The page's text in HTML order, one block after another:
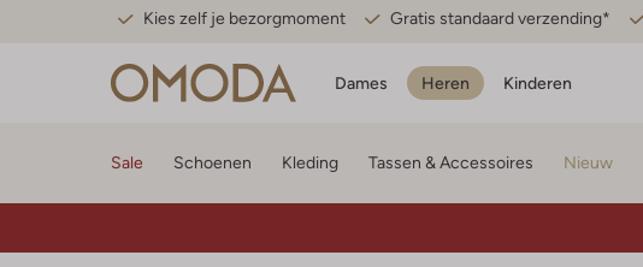
Kies zelf je bezorgmoment Gratis standaard verzending*
Dames Heren Kinderen
Sale Schoenen Kleding Tassen & Accessoires Nieuw